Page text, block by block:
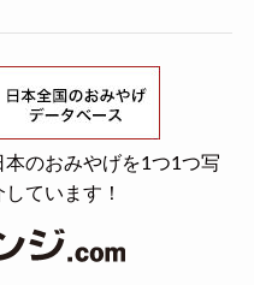
のおみやげを1つ1つ写
ています！